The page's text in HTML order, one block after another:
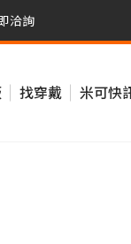
洽詢
詢
找穿戴 米可快